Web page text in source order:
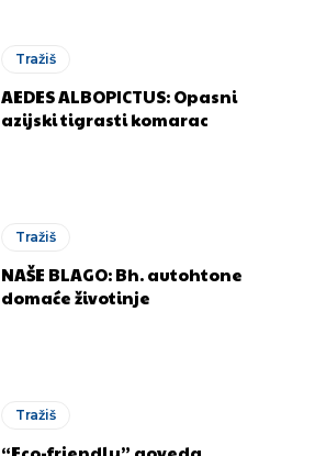
Tražiš
AEDES ALBOPICTUS: Opasni
azijski tigrasti komarac
Tražiš
NAŠE BLAGO: Bh. autohtone
domaće životinje
Tražiš